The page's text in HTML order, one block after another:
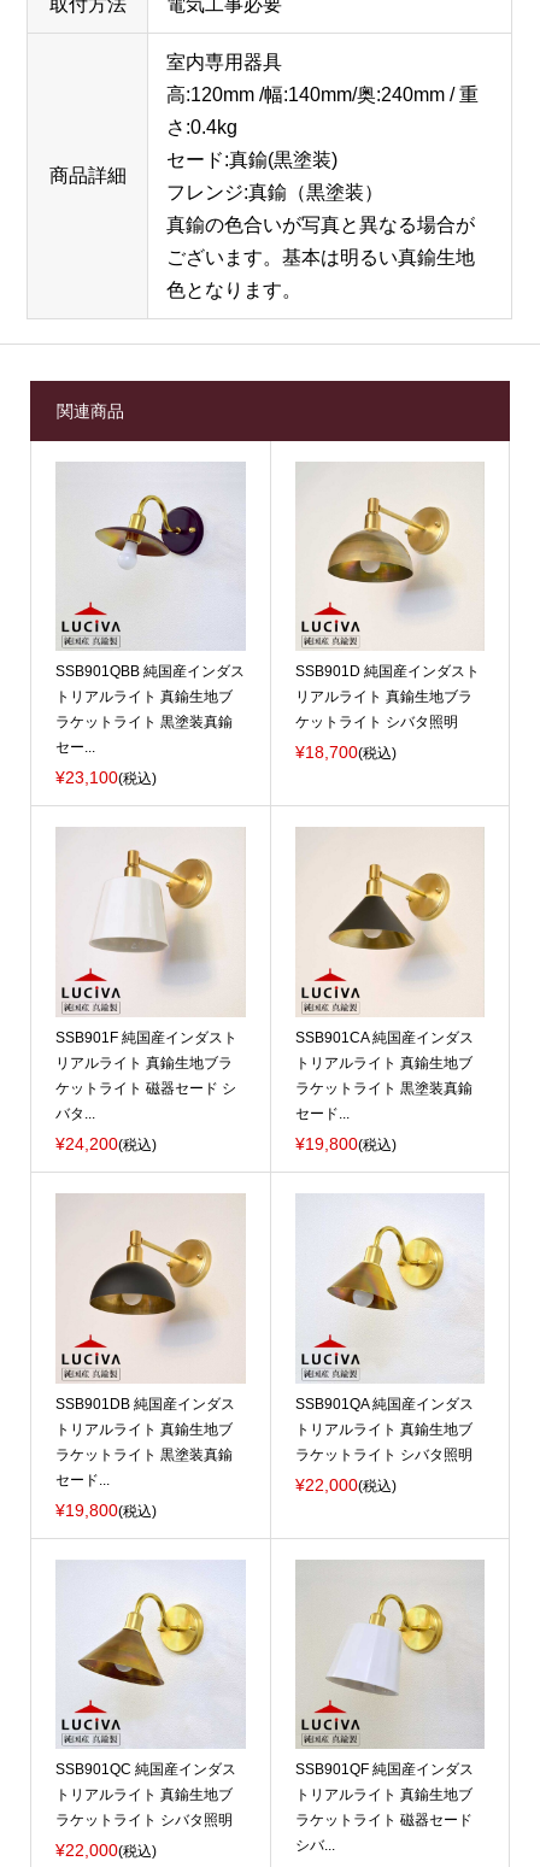
商品詳細
室内専用器具
高:120mm /幅:140mm/奥:240mm / 重
さ:0.4kg
セード:真鍮(黒塗装)
フレンジ:真鍮（黒塗装）
真鍮の色合いが写真と異なる場合が
ございます。基本は明るい真鍮生地
色となります。
関連商品
SSB901QBB 純国産インダス
トリアルライト 真鍮生地ブ
ラケットライト 黒塗装真鍮
セー...
¥23,100(税込)
SSB901D 純国産インダスト
リアルライト 真鍮生地ブラ
ケットライト シバタ照明
¥18,700(税込)
SSB901F 純国産インダスト
リアルライト 真鍮生地ブラ
ケットライト 磁器セード シ
バタ...
¥24,200(税込)
SSB901CA 純国産インダス
トリアルライト 真鍮生地ブ
ラケットライト 黒塗装真鍮
セード...
¥19,800(税込)
SSB901DB 純国産インダス
トリアルライト 真鍮生地ブ
ラケットライト 黒塗装真鍮
セード...
¥19,800(税込)
SSB901QA 純国産インダス
トリアルライト 真鍮生地ブ
ラケットライト シバタ照明
¥22,000(税込)
SSB901QC 純国産インダス
トリアルライト 真鍮生地ブ
ラケットライト シバタ照明
¥22,000(税込)
SSB901QF 純国産インダス
トリアルライト 真鍮生地ブ
ラケットライト 磁器セード
シバ...